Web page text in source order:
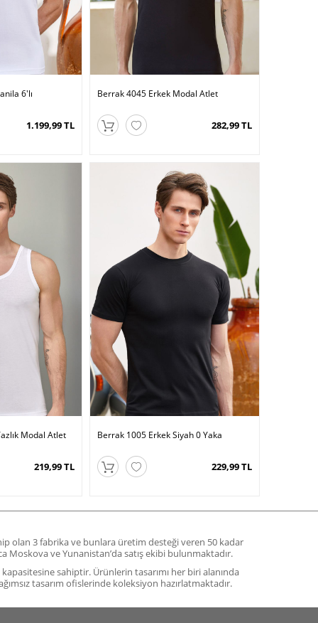
6′lı
1.199,99 TL
Berrak 4045 Erkek Modal Atlet
282,99 TL
Modal Atlet
219,99 TL
Berrak 1005 Erkek Siyah 0 Yaka
229,99 TL
olan 3 fabrika ve bunlara üretim desteği veren 50 kadar
Moskova ve Yunanistan’da satış ekibi bulunmaktadır.
sahiptir. Ürünlerin tasarımı her biri alanında
tasarım ofislerinde koleksiyon hazırlatmaktadır.